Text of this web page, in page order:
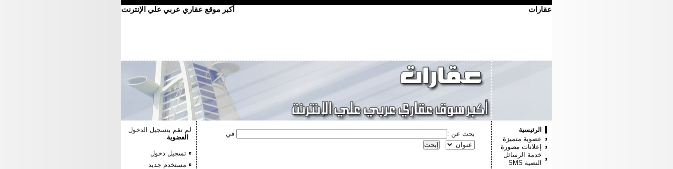
عقارات أكبر موقع عقاري عربي علي الإنترنت
لم تقم بتسجيل الدخول
العضوية
تسجيل دخول
مستخدم جديد
بحث عن : في
الرئيسية
عضوية متميزة
إعلانات مصورة
خدمة الرسائل
النصية SMS